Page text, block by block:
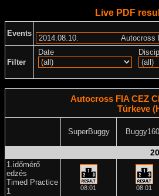
Live PDF
Events
Filter
Date
Autocross FIA CEZ
Túrkeve
SuperBuggy
1.időmérő
edzés
Timed Practice
1
08:01 08:01